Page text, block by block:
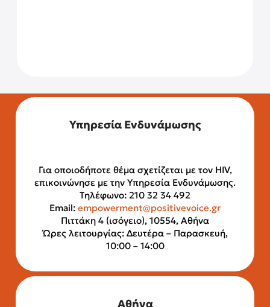
Υπηρεσία Ενδυνάμωσης
Για οποιοδήποτε θέμα σχετίζεται με τον HIV,
επικοινώνησε με την Υπηρεσία Ενδυνάμωσης.
Τηλέφωνο: 210 32 34 492
Email: empowerment@positivevoice.gr
Πιττάκη 4 (ισόγειο), 10554, Αθήνα
Ώρες λειτουργίας: Δευτέρα – Παρασκευή,
10:00 – 14:00
Αθήνα